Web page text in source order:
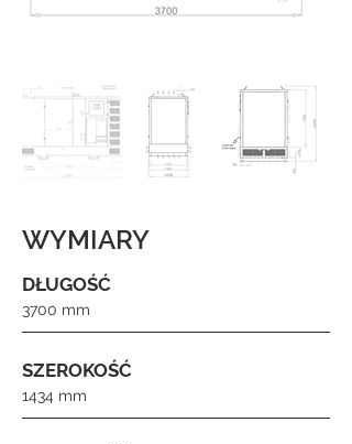
WYMIARY
DŁUGOŚĆ
3700 mm
SZEROKOŚĆ
1434 mm